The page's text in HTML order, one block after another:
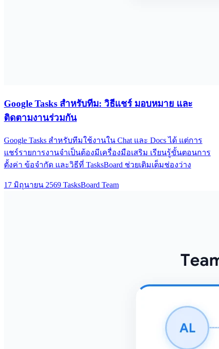
Google Tasks สำหรับทีม: วิธีแชร์ มอบหมาย และ
ติดตามงานร่วมกัน
Google Tasks สำหรับทีมใช้งานใน Chat และ Docs ได้ แต่การ
แชร์รายการงานจำเป็นต้องมีเครื่องมือเสริม เรียนรู้ขั้นตอนการ
ตั้งค่า ข้อจำกัด และวิธีที่ TasksBoard ช่วยเติมเต็มช่องว่าง
17 มิถุนายน 2569 TasksBoard Team